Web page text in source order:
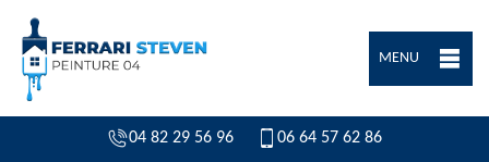
MENU
04 82 29 56 96 06 64 57 62 86